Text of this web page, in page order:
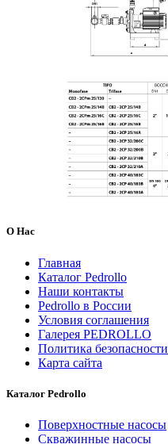
О Нас
Главная
Каталог Pedrollo
Наши контакты
Pedrollo в России
Условия соглашения
Галерея PEDROLLO
Политика безопасности
Карта сайта
Каталог Pedrollo
Поверхностные насосы
Скважинные насосы